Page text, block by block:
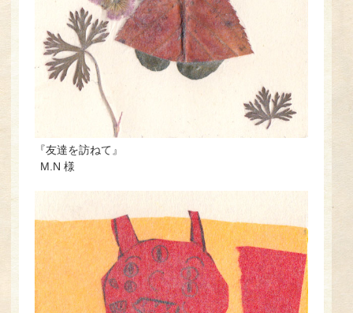
『友達を訪ねて』
M.N 様